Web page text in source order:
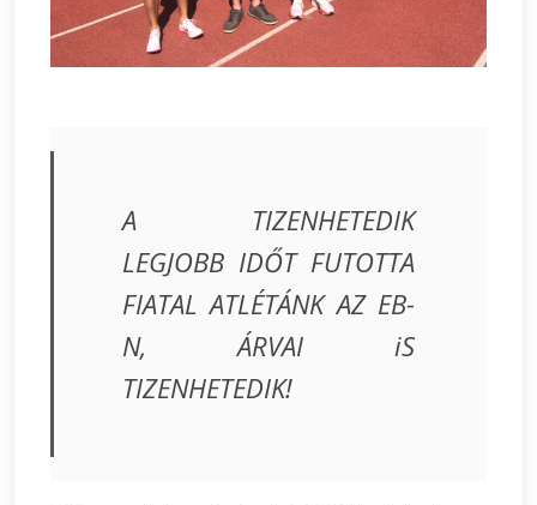
A TIZENHETEDIK
LEGJOBB IDŐT FUTOTTA
FIATAL ATLÉTÁNK AZ EB-
N, ÁRVAI iS
TIZENHETEDIK!